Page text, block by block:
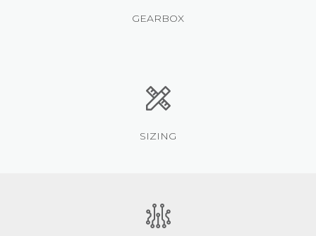
GEARBOX
SIZING